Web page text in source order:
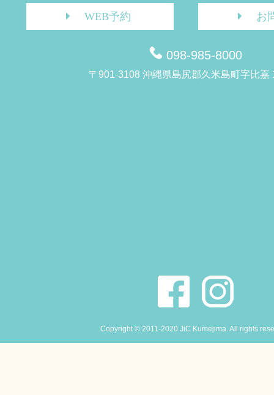
WEB予約 お
098-985-8000
〒901-3108 沖縄県島尻郡久米島町字比嘉
Copyright © 2011-2020 JiC Kumejima. All rights